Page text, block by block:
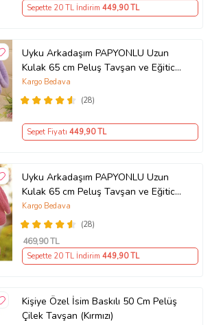
Sepette 20 TL İndirim 449,90 TL
Uyku Arkadaşım PAPYONLU Uzun
Kulak 65 cm Peluş Tavşan ve Eğitici
Eğlenceli Etkinlik SETİ (Lila)
(28)
Kargo Bedava
Sepet Fiyatı 449,90 TL
Uyku Arkadaşım PAPYONLU Uzun
Kulak 65 cm Peluş Tavşan ve Eğitici
Eğlenceli Etkinlik SETİ (Fuşya)
(28)
Kargo Bedava
469,90 TL
Sepette 20 TL İndirim 449,90 TL
Kişiye Özel İsim Baskılı 50 Cm Pelüş
Çilek Tavşan (Kırmızı)